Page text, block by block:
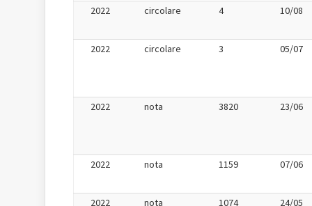
2022 circolare 4 10/08
2022 circolare 3 05/07
2022 nota 3820 23/06
2022 nota 1159 07/06
2022 nota 1074 24/05